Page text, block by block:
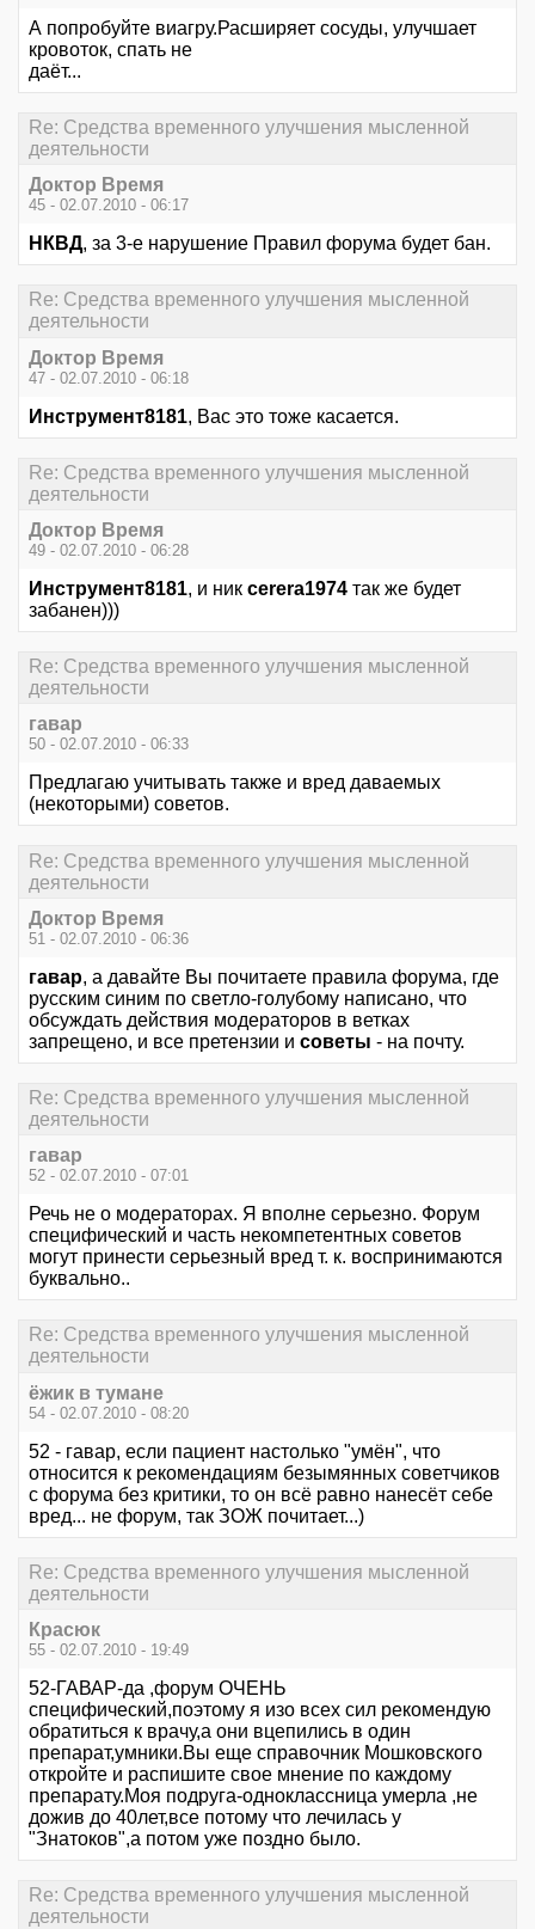
А попробуйте виагру.Расширяет сосуды, улучшает
кровоток, спать не
даёт...
Re: Средства временного улучшения мысленной
деятельности
Доктор Время
45 - 02.07.2010 - 06:17
НКВД, за 3-е нарушение Правил форума будет бан.
Re: Средства временного улучшения мысленной
деятельности
Доктор Время
47 - 02.07.2010 - 06:18
Инструмент8181, Вас это тоже касается.
Re: Средства временного улучшения мысленной
деятельности
Доктор Время
49 - 02.07.2010 - 06:28
Инструмент8181, и ник cerera1974 так же будет
забанен)))
Re: Средства временного улучшения мысленной
деятельности
гавар
50 - 02.07.2010 - 06:33
Предлагаю учитывать также и вред даваемых
(некоторыми) советов.
Re: Средства временного улучшения мысленной
деятельности
Доктор Время
51 - 02.07.2010 - 06:36
гавар, а давайте Вы почитаете правила форума, где
русским синим по светло-голубому написано, что
обсуждать действия модераторов в ветках
запрещено, и все претензии и советы - на почту.
Re: Средства временного улучшения мысленной
деятельности
гавар
52 - 02.07.2010 - 07:01
Речь не о модераторах. Я вполне серьезно. Форум
специфический и часть некомпетентных советов
могут принести серьезный вред т. к. воспринимаются
буквально..
Re: Средства временного улучшения мысленной
деятельности
ёжик в тумане
54 - 02.07.2010 - 08:20
52 - гавар, если пациент настолько "умён", что
относится к рекомендациям безымянных советчиков
с форума без критики, то он всё равно нанесёт себе
вред... не форум, так ЗОЖ почитает...)
Re: Средства временного улучшения мысленной
деятельности
Красюк
55 - 02.07.2010 - 19:49
52-ГАВАР-да ,форум ОЧЕНЬ
специфический,поэтому я изо всех сил рекомендую
обратиться к врачу,а они вцепились в один
препарат,умники.Вы еще справочник Мошковского
откройте и распишите свое мнение по каждому
препарату.Моя подруга-одноклассница умерла ,не
дожив до 40лет,все потому что лечилась у
"Знатоков",а потом уже поздно было.
Re: Средства временного улучшения мысленной
деятельности